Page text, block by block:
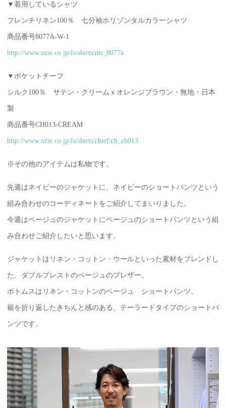
▼着用しているシャツ
フレンチリネン100％ 七分袖ホリゾンタルカラーシャツ
商品番号8077A-W-1
http://www.ozie.co.jp/fs/shirts/ms_8077a
▼ポケットチーフ
シルク100％ サテン・クリームｘオレンジブラウン・無地・日本
製
商品番号CH013-CREAM
http://www.ozie.co.jp/fs/shirts/chief/ch_ch013
※その他のアイテムは私物です。
先週はネイビーのジャケットに、ネイビーのショートパンツという
組み合わせのコーディネートをご紹介してまいりました。
今週はベージュのジャケットにベージュのショートパンツという組
み合わせご紹介したいと思います。
ジャケットはリネン・コットン・ウールといった素材をブレンドし
た、ダブルブレストのベージュのブレザー。
ボトムスはリネン・コットンのベージュ ショートパンツ。
裾を折り返したきちんと感のある、テーラードタイプのショートパ
ンツです。